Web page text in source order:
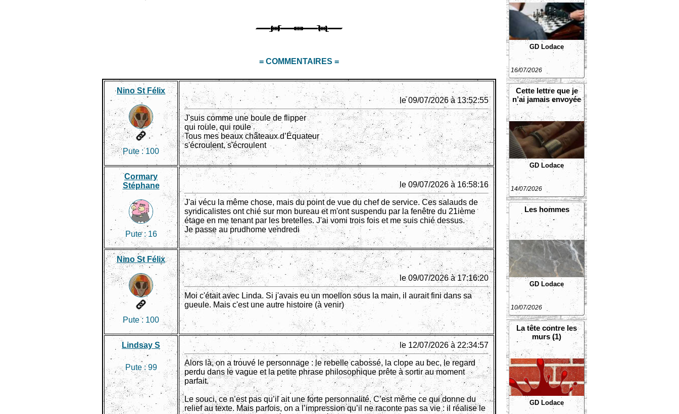
GD Lodace
16/07/2026
Cette lettre que je
n’ai jamais envoyée
GD Lodace
14/07/2026
Les hommes
GD Lodace
10/07/2026
La tête contre les
murs (1)
GD Lodace
= COMMENTAIRES =
Nino St Félix
Pute :100
le 09/07/2026 à 13:52:55
J'suis comme une boule de flipper
qui roule, qui roule
Tous mes beaux châteaux d’Équateur
s'écroulent, s'écroulent
Cormary
Stéphane
Pute :16
le 09/07/2026 à 16:58:16
J'ai vécu la même chose, mais du point de vue du chef de service. Ces salauds de
syndicalistes ont chié sur mon bureau et m'ont suspendu par la fenêtre du 21ième
étage en me tenant par les bretelles. J'ai vomi trois fois et me suis chié dessus.
Je passe au prudhome vendredi
Nino St Félix
Pute : 100
le 09/07/2026 à 17:16:20
Moi c'était avec Linda. Si j'avais eu un moellon sous la main, il aurait fini dans sa
gueule. Mais c'est une autre histoire (à venir)
Lindsay S
Pute :99
le 12/07/2026 à 22:34:57
Alors là, on a trouvé le personnage : le rebelle cabossé, la clope au bec, le regard
perdu dans le vague et la petite phrase philosophique prête à sortir au moment
parfait.
Le souci, ce n’est pas qu’il ait une forte personnalité. C’est même ce qui donne du
relief au texte. Mais parfois, on a l’impression qu’il ne raconte pas sa vie : il réalise le